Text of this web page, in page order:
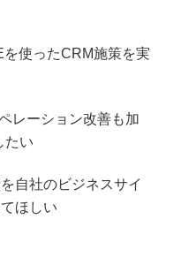
を使ったCRM施策を実
レーション改善も加
たい
自社のビジネスサイ
ほしい